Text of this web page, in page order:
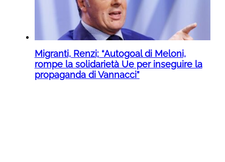
Migranti, Renzi; “Autogoal di Meloni,
rompe la solidarietà Ue per inseguire la
propaganda di Vannacci”